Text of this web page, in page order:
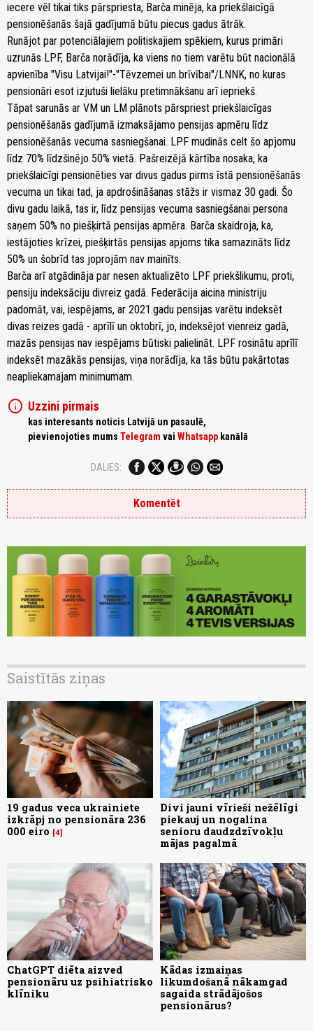
iecere vēl tikai tiks pārspriesta, Barča minēja, ka priekšlaicīgā
pensionēšanās šajā gadījumā būtu piecus gadus ātrāk.
Runājot par potenciālajiem politiskajiem spēkiem, kurus primāri
uzrunās LPF, Barča norādīja, ka viens no tiem varētu būt nacionālā
apvienība "Visu Latvijai!"-"Tēvzemei un brīvībai"/LNNK, no kuras
pensionāri esot izjutuši lielāku pretimnākšanu arī iepriekš.
Tāpat sarunās ar VM un LM plānots pārspriest priekšlaicīgas
pensionēšanās gadījumā izmaksājamo pensijas apmēru līdz
pensionēšanās vecuma sasniegšanai. LPF mudinās celt šo apjomu
līdz 70% līdzšinējo 50% vietā. Pašreizējā kārtība nosaka, ka
priekšlaicīgi pensionēties var divus gadus pirms īstā pensionēšanās
vecuma un tikai tad, ja apdrošināšanas stāžs ir vismaz 30 gadi. Šo
divu gadu laikā, tas ir, līdz pensijas vecuma sasniegšanai persona
saņem 50% no piešķirtā pensijas apmēra. Barča skaidroja, ka,
iestājoties krīzei, piešķirtās pensijas apjoms tika samazināts līdz
50% un šobrīd tas joprojām nav mainīts.
Barča arī atgādināja par nesen aktualizēto LPF priekšlikumu, proti,
pensiju indeksāciju divreiz gadā. Federācija aicina ministriju
padomāt, vai, iespējams, ar 2021.gadu pensijas varētu indeksēt
divas reizes gadā - aprīlī un oktobrī, jo, indeksējot vienreiz gadā,
mazās pensijas nav iespējams būtiski palielināt. LPF rosinātu aprīlī
indeksēt mazākās pensijas, viņa norādīja, ka tās būtu pakārtotas
neapliekamajam minimumam.
info Uzzini pirmais
kas interesants noticis Latvijā un pasaulē,
pievienojoties mums Telegram vai Whatsapp kanālā
DALIES:
Komentēt
Saistītās ziņas
19 gadus veca ukrainiete
izkrāpj no pensionāra 236
000 eiro 4
Divi jauni vīrieši nežēlīgi
piekauj un nogalina
senioru daudzdzīvokļu
mājas pagalmā
ChatGPT diēta aizved
pensionāru uz psihiatrisko
klīniku
Kādas izmaiņas
likumdošanā nākamgad
sagaida strādājošos
pensionārus?